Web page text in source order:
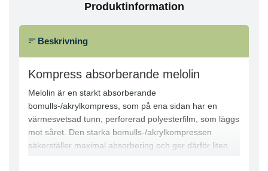
Produktinformation
Beskrivning
Kompress absorberande melolin
Melolin är en starkt absorberande
bomulls-/akrylkompress, som på ena sidan har en
värmesvetsad tunn, perforerad polyesterfilm, som läggs
mot såret. Den starka bomulls-/akrylkompressen
säkerställer maximal absorbering och ger därför liten